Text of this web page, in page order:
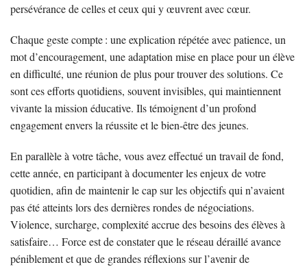
persévérance de celles et ceux qui y œuvrent avec cœur.
Chaque geste compte : une explication répétée avec patience, un
mot d’encouragement, une adaptation mise en place pour un élève
en difficulté, une réunion de plus pour trouver des solutions. Ce
sont ces efforts quotidiens, souvent invisibles, qui maintiennent
vivante la mission éducative. Ils témoignent d’un profond
engagement envers la réussite et le bien-être des jeunes.
En parallèle à votre tâche, vous avez effectué un travail de fond,
cette année, en participant à documenter les enjeux de votre
quotidien, afin de maintenir le cap sur les objectifs qui n’avaient
pas été atteints lors des dernières rondes de négociations.
Violence, surcharge, complexité accrue des besoins des élèves à
satisfaire… Force est de constater que le réseau déraillé avance
péniblement et que de grandes réflexions sur l’avenir de